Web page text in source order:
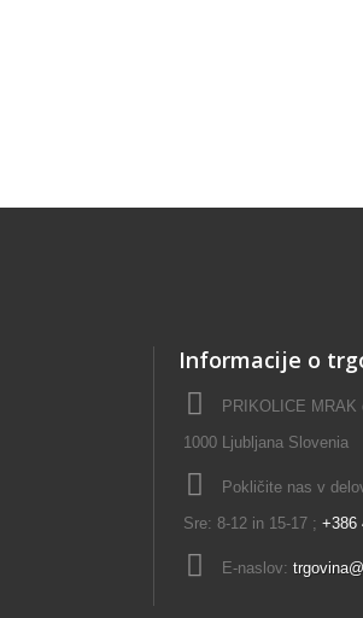
Informacije o
PRIKOLICE
1000 Ljubljana Slovenia
Pokličite nas v
Sre: 8-12 in 15-17 ; +386
E-naslov: